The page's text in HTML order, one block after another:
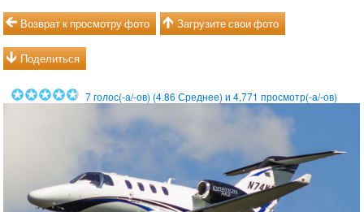
Возврат к просмотру фото Загрузите свои фото
Поделиться
7голос(-а/-ов) (4.86 Среднее) и4,771 просмотр(-а/-ов)